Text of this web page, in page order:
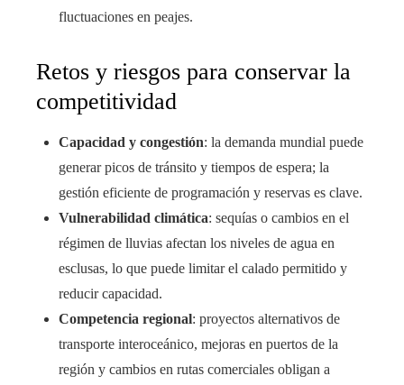
fluctuaciones en peajes.
Retos y riesgos para conservar la
competitividad
Capacidad y congestión: la demanda mundial puede
generar picos de tránsito y tiempos de espera; la
gestión eficiente de programación y reservas es clave.
Vulnerabilidad climática: sequías o cambios en el
régimen de lluvias afectan los niveles de agua en
esclusas, lo que puede limitar el calado permitido y
reducir capacidad.
Competencia regional: proyectos alternativos de
transporte interoceánico, mejoras en puertos de la
región y cambios en rutas comerciales obligan a